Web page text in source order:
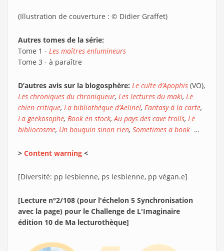
(Illustration de couverture : © Didier Graffet)
Autres tomes de la série:
Tome 1 - Les maîtres enlumineurs
Tome 3 - à paraître
D’autres avis sur la blogosphère: Le culte d’Apophis (VO),
Les chroniques du chroniqueur, Les lectures du maki, Le
chien critique, La bibliothèque d’Aelinel, Fantasy à la carte,
La geekosophe, Book en stock, Au pays des cave trolls, Le
bibliocosme, Un bouquin sinon rien, Sometimes a book …
> Content warning <
[Diversité: pp lesbienne, ps lesbienne, pp végan.e]
[Lecture n°2/108 (pour l'échelon 5 Synchronisation
avec la page) pour le Challenge de L'Imaginaire
édition 10 de Ma lecturothèque]